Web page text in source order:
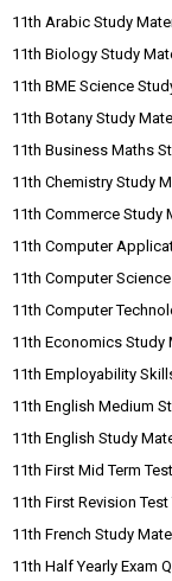
11th Arabic Study
11th Biology Study
11th BME Science
11th Botany Study
11th Business Maths
11th Chemistry Study
11th Commerce Study
11th Computer
11th Computer
11th Computer
11th Economics Study
11th Employability
11th English Medium
11th English Study
11th First Mid Term
11th First Revision
11th French Study
11th Half Yearly Exam